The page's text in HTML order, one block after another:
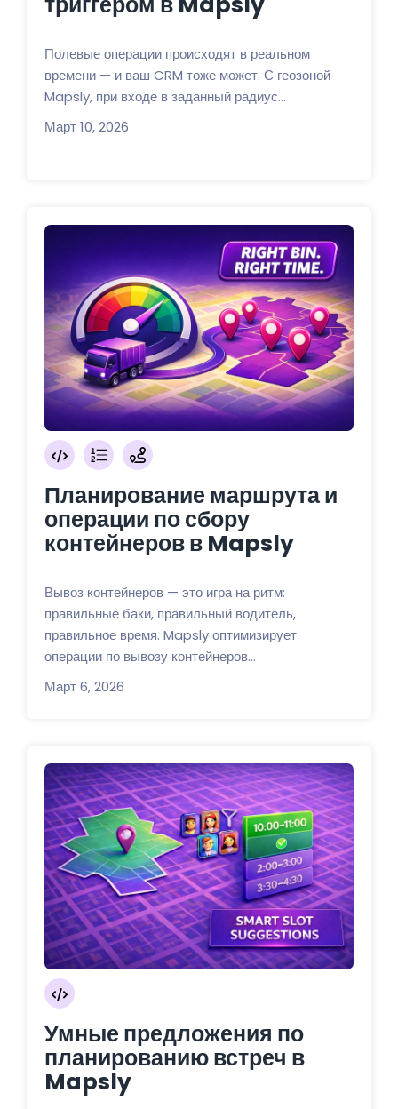
Полевые операции происходят в реальном
времени — и ваш CRM тоже может. С геозоной
Mapsly, при входе в заданный радиус...
Март 10, 2026
Планирование маршрута и
операции по сбору
контейнеров в Mapsly
Вывоз контейнеров — это игра на ритм:
правильные баки, правильный водитель,
правильное время. Mapsly оптимизирует
операции по вывозу контейнеров...
Март 6, 2026
Умные предложения по
планированию встреч в
Mapsly